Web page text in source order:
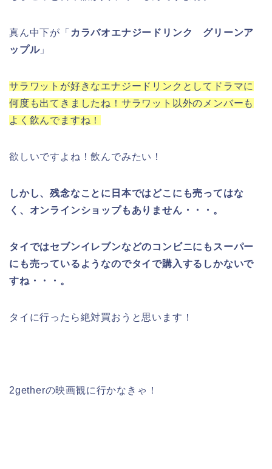
真ん中下が「 カラバオエナジードリンク グリーンア
ップル」
サラワットが好きなエナジードリンクとしてドラマに
何度も出てきましたね！サラワット以外のメンバーも
よく飲んでますね！
欲しいですよね！飲んでみたい！
しかし、残念なことに日本ではどこにも売ってはな
く、オンラインショップもありません・・・。
タイではセブンイレブンなどのコンビニにもスーパー
にも売っているようなのでタイで購入するしかないで
すね・・・。
タイに行ったら絶対買おうと思います！
2getherの映画観に行かなきゃ！